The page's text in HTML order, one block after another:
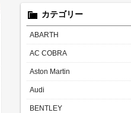
カテゴリー
ABARTH
AC COBRA
Aston Martin
Audi
BENTLEY